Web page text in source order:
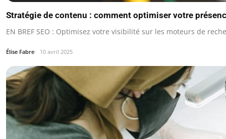
Stratégie de contenu : comment optimiser votre
EN BREF SEO : Optimisez votre visibilité sur les moteurs de
Élise Fabre 10 avril 2025